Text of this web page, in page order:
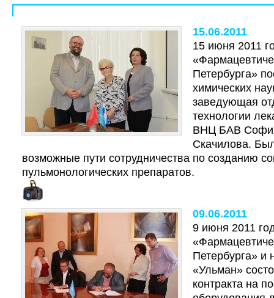
15.06.2011
15 июня 2011
Петербурга»
химических
заведующая
технологии
ВНЦ БАВ
Скачилова.
возможные пути сотрудничества по созданию
пульмонологических препаратов.
09.06.2011
9 июня 2011
Петербурга»
«Ульман»
контракта на